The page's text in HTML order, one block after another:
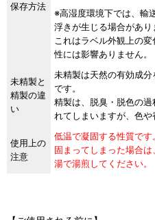
保存方法
※高湿度環境下では、輸
浮きが生じる場合があり
これはラベル外観上の
性には影響ありません。
未精製と
精製の違
い
未精製は天然の有効成
です。
精製は、脱臭・脱色の
れてしまいますが、色や
使用上の
注意
低温で凝固する性質です。
固まってしまった場合
湯で湯煎してください。